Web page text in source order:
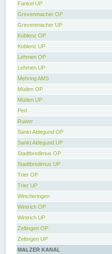
Fankel UP
Grevenmacher OP
Grevenmacher UP
Koblenz OP
Koblenz UP
Lehmen OP
Lehmen UP
Mehring AMS
Müden OP
Müden UP
Perl
Ruwer
Sankt Aldegund OP
Sankt Aldegund UP
Stadtbredimus OP
Stadtbredimus UP
Trier OP
Trier UP
Wincheringen
Wintrich OP
Wintrich UP
Zeltingen OP
Zeltingen UP
MALZER KANAL